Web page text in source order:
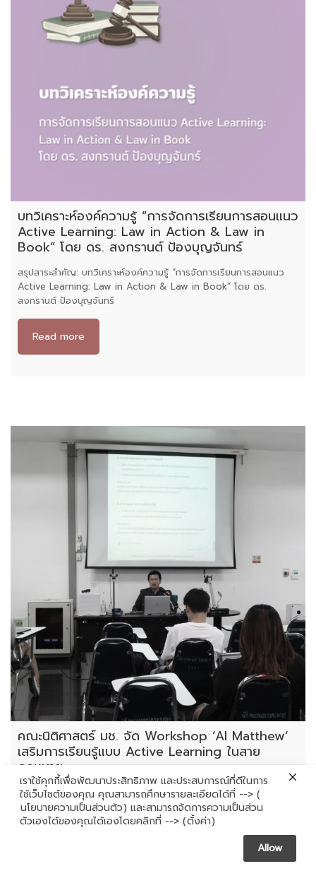
บทวิเคราะห์องค์ความรู้ “การจัดการเรียนการสอนแนว
Active Learning: Law in Action & Law in
Book” โดย ดร. สงกรานต์ ป้องบุญจันทร์
สรุปสาระสำคัญ: บทวิเคราะห์องค์ความรู้ “การจัดการเรียนการสอนแนว
Active Learning: Law in Action & Law in Book” โดย ดร.
สงกรานต์ ป้องบุญจันทร์
Read more
คณะนิติศาสตร์ มช. จัด Workshop ‘AI Matthew’
เสริมการเรียนรู้แบบ Active Learning ในสาย
กฎหมาย
นิติศาสตร์ มช. นำร่อง AI สู่ห้องเรียนกฎหมาย เสริมศักยภาพการ
เรียนรู้ยุคดิจิทัลคณะนิติศาสตร์ มหาวิทยาลัยเชียงใหม่ ก้าวล้ำสู่การเรียน
การสอนยุคใหม่ด้วยการจัดกิจกรรมเชิงปฏิบัติการด้าน AI ในกระบวนวิชา
กฎหมายล้มละลาย (178332) โดย ผศ.ดร.ชัยณรงค์ เหลืองวิลัย เมื่อวันที่
3 มีนาคม 2568 ที่ผ่านมา ภายใต้โครงการพัฒนาการเรียนการสอนสมัย
เราใช้คุกกี้เพื่อพัฒนาประสิทธิภาพ และประสบการณ์ที่ดีในการ
ใช้เว็บไซต์ของคุณ คุณสามารถศึกษารายละเอียดได้ที่ --> (
นโยบายความเป็นส่วนตัว) และสามารถจัดการความเป็นส่วน
ตัวเองได้ของคุณได้เองโดยคลิกที่ --> (ตั้งค่า)
Allow
Contact us
Open chaty